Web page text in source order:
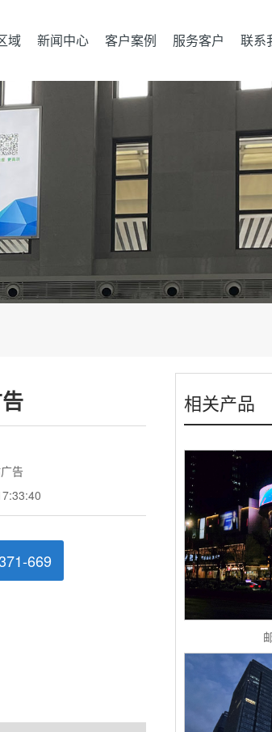
域 新闻中心 客户案例 服务客户 联系
告
669
相关产品